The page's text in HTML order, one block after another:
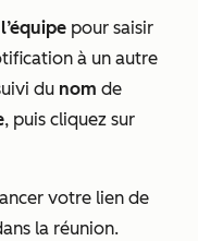
pour saisir
à un autre
du nom de
, puis cliquez sur
votre lien de
la réunion.